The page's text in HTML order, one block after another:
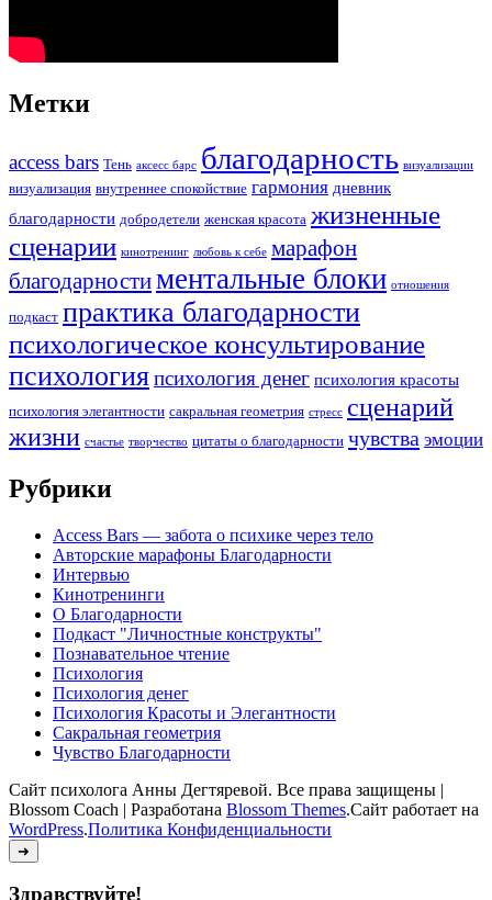
Метки
access bars Тень аксесс барс благодарность визуализации
визуализация внутреннее спокойствие гармония дневник
благодарности добродетели женская красота жизненные
сценарии кинотренинг любовь к себе марафон
благодарностиментальные блоки отношения
подкаст практика благодарности
психологическое консультирование
психологияпсихология денег психология красоты
психология элегантности сакральная геометрия стресс сценарий
жизни счастье творчество цитаты о благодарности чувства эмоции
Рубрики
Access Bars — забота о психике через тело
Авторские марафоны Благодарности
Интервью
Кинотренинги
О Благодарности
Подкаст "Личностные конструкты"
Познавательное чтение
Психология
Психология денег
Психология Красоты и Элегантности
Сакральная геометрия
Чувство Благодарности
Сайт психолога Анны Дегтяревой. Все права защищены |
Blossom Coach | Разработана Blossom Themes.Сайт работает на
WordPress.Политика Конфиденциальности
➜
Здравствуйте!